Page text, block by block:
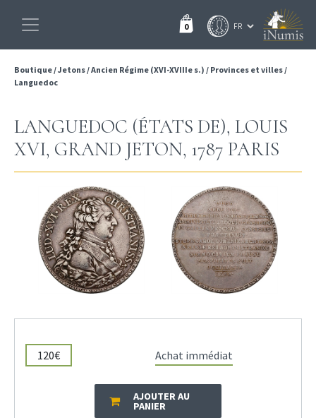
0
Boutique/Jetons/Ancien Régime (XVI-XVIIIe s.) / Provinces et villes/
Languedoc
LANGUEDOC (ÉTATS DE), LOUIS
XVI, GRAND JETON, 1787 PARIS
120€ Achat immédiat
AJOUTER AU
PANIER